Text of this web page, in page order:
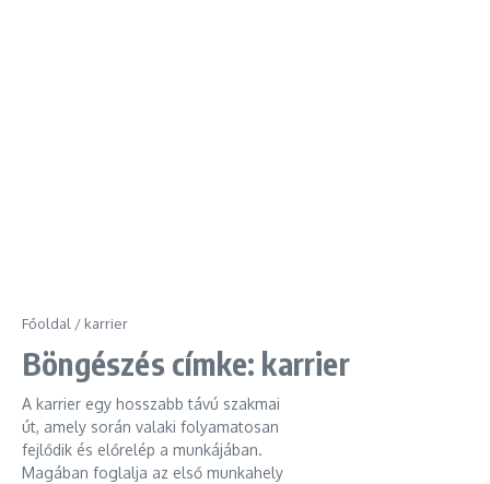
Főoldal / karrier
Böngészés címke: karrier
A karrier egy hosszabb távú szakmai
út, amely során valaki folyamatosan
fejlődik és előrelép a munkájában.
Magában foglalja az első munkahely